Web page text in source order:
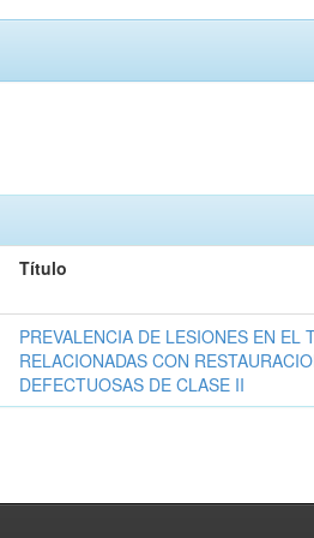
Título
PREVALENCIA DE LESIONES EN EL
RELACIONADAS CON
DEFECTUOSAS DE CLASE II